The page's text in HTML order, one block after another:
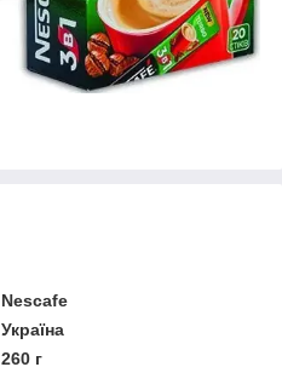
Nescafe
Україна
260 г